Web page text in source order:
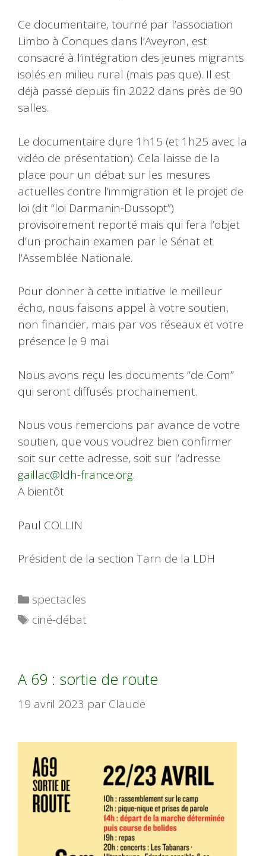
Ce documentaire, tourné par l’association
Limbo à Conques dans l’Aveyron, est
consacré à l’intégration des jeunes migrants
isolés en milieu rural (mais pas que). Il est
déjà passé depuis fin 2022 dans près de 90
salles.
Le documentaire dure 1h15 (et 1h25 avec la
vidéo de présentation). Cela laisse de la
place pour un débat sur les mesures
actuelles contre l’immigration et le projet de
loi (dit “loi Darmanin-Dussopt”)
provisoirement reporté mais qui fera l’objet
d’un prochain examen par le Sénat et
l’Assemblée Nationale.
Pour donner à cette initiative le meilleur
écho, nous faisons appel à votre soutien,
non financier, mais par vos réseaux et votre
présence le 9 mai.
Nous avons reçu les documents “de Com”
qui seront diffusés prochainement.
Nous vous remercions par avance de votre
soutien, que vous voudrez bien confirmer
soit sur cette adresse, soit sur l’adresse
gaillac@ldh-france.org.
A bientôt
Paul COLLIN
Président de la section Tarn de la LDH
Catégories
spectacles
Étiquettes
ciné-débat
A 69 : sortie de route
19 avril 2023 par Claude